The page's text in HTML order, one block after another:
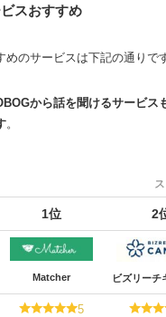
スおすすめ
のサービスは下記の通りで
から話を聞けるサービス
。
1位 2
Matcher ビズリーチ
5